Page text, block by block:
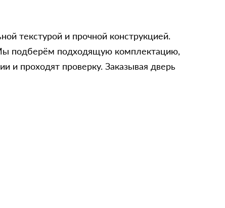
текстурой и прочной конструкцией.
подберём подходящую комплектацию,
и проходят проверку. Заказывая дверь